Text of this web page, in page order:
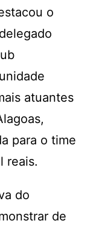
o
atuantes
para o time
reais.
do
de